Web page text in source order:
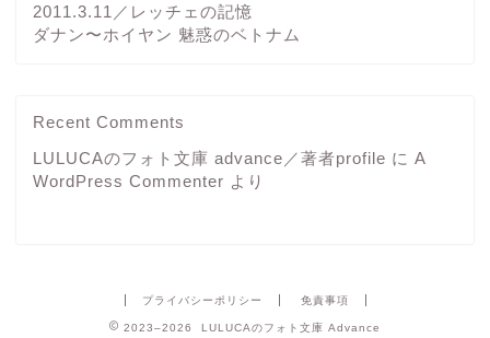
2011.3.11／レッチェの記憶
ダナン〜ホイヤン 魅惑のベトナム
Recent Comments
LULUCAのフォト文庫 advance／著者profile に A
WordPress Commenter より
プライバシーポリシー 免責事項
2023–2026 LULUCAのフォト文庫 Advance